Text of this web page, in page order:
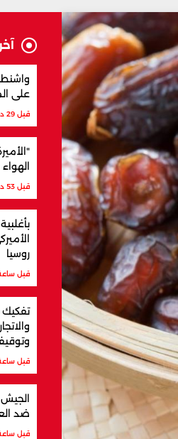
على
قبل 29 دقيقة
قبل 53 دقيقة
روسيا
قبل
تفكيك
قبل
الجيش
ضد
قبل